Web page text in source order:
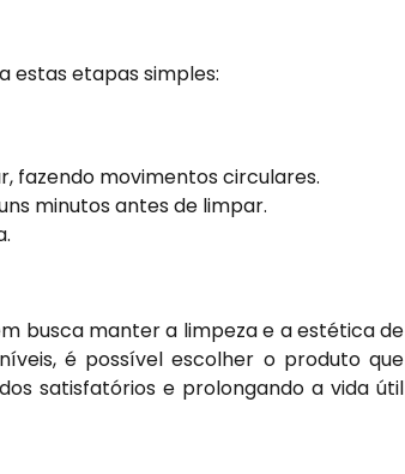
estas etapas simples:
fazendo movimentos circulares.
minutos antes de limpar.
busca manter a limpeza e a estética de
é possível escolher o produto que
satisfatórios e prolongando a vida útil